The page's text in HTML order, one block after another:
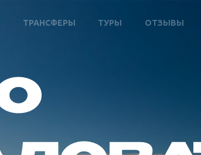
ТРАНСФЕРЫ ТУРЫ ОТЗЫВЫ